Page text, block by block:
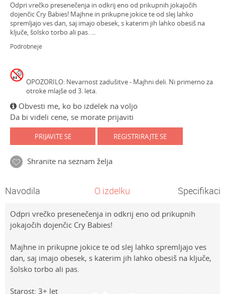
Odpri vrečko presenečenja in odkrij eno od prikupnih jokajočih
dojenčic Cry Babies! Majhne in prikupne jokice te od slej lahko
spremljajo ves dan, saj imajo obesek, s katerim jih lahko obesiš na
ključe, šolsko torbo ali pas. ...
Podrobneje
OPOZORILO: Nevarnost zadušitve - Majhni deli. Ni primerno za
otroke mlajše od 3. leta.
Obvesti me, ko bo izdelek na voljo
Da bi videli cene, se morate prijaviti
PRIJAVITE SE REGISTRIRAJTE SE
Shranite na seznam želja
Navodila O izdelku
Odpri vrečko presenečenja in odkrij eno od prikupnih
jokajočih dojenčic Cry Babies!
Majhne in prikupne jokice te od slej lahko spremljajo ves
dan, saj imajo obesek, s katerim jih lahko obesiš na ključe,
šolsko torbo ali pas.
Starost: 3+ let